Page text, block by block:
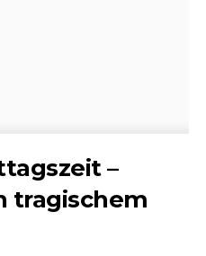
–
tragischem